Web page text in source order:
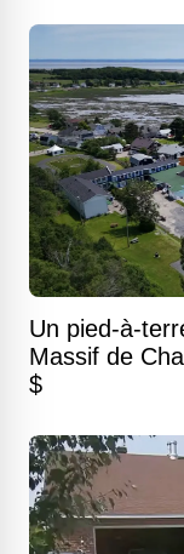
Un pied-à-
Massif de
$